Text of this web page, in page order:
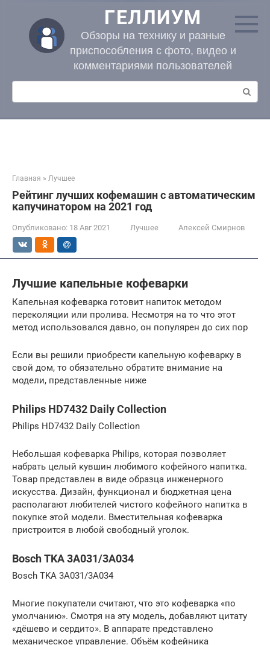
контенту
ГЕЛЛИУМ
Обзоры на технику и разные
приспособления с фото, видео и
комментариями пользователей
Поиск:
Главная » Лучшее
Рейтинг лучших кофемашин с автоматическим
капучинатором на 2021 год
Опубликовано: 18 Авг 2021 Лучшее Алексей Смирнов
Лучшие капельные кофеварки
Капельная кофеварка готовит напиток методом
переколяции или пролива. Несмотря на то что этот
метод использовался давно, он популярен до сих пор
Если вы решили приобрести капельную кофеварку в
свой дом, то обязательно обратите внимание на
модели, представленные ниже
Philips HD7432 Daily Collection
Philips HD7432 Daily Collection
Небольшая кофеварка Philips, которая позволяет
набрать целый кувшин любимого кофейного напитка.
Товар представлен в виде образца инженерного
искусства. Дизайн, функционал и бюджетная цена
располагают любителей чистого кофейного напитка в
покупке этой модели. Вместительная кофеварка
пристроится в любой свободный уголок.
Bosch TKA 3A031/3A034
Bosch TKA 3A031/3A034
Многие покупатели считают, что это кофеварка «по
умолчанию». Смотря на эту модель, добавляют цитату
«дёшево и сердито». В аппарате представлено
механическое управление. Объём кофейника